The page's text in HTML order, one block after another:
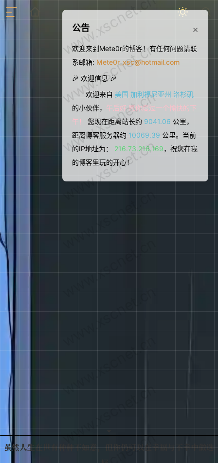
×
公告
欢迎来到Mete0r的博客！有任何问题请联
系邮箱: Mete0r_xsc@hotmail.com
🎉 欢迎信息 🎉
欢迎来自 美国 加利福尼亚州 洛杉矶
的小伙伴， 午后好 愿你度过一个愉快的下
午！
您现在距离站长约 9041.06 公里，
距离博客服务器约 10069.39 公里。当前
的IP地址为： 216.73.216.169，祝您在我
的博客里玩的开心！
虽然人生在世有种种不如意，但你仍可以在幸福与不幸中做选
www.xscnet.cn
www.xscnet.cn
www.xscnet.cn
www.xscnet.cn
www.xscnet.cn
www.xscnet.cn
www.xscnet.cn
www.xscnet.cn
www.xscnet.cn